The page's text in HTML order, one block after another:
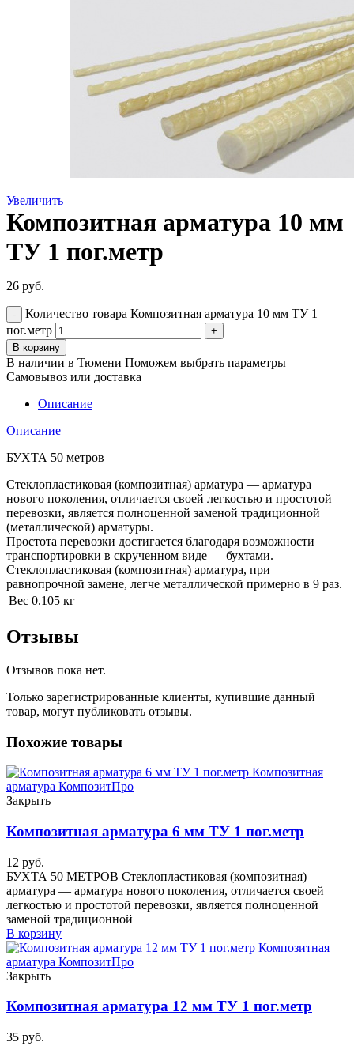
Увеличить
Композитная арматура 10 мм
ТУ 1 пог.метр
26 руб.
Количество товара Композитная арматура 10 мм ТУ 1
пог.метр
В корзину
В наличии в Тюмени Поможем выбрать параметры
Самовывоз или доставка
Описание
Описание
БУХТА 50 метров
Стеклопластиковая (композитная) арматура — арматура
нового поколения, отличается своей легкостью и простотой
перевозки, является полноценной заменой традиционной
(металлической) арматуры.
Простота перевозки достигается благодаря возможности
транспортировки в скрученном виде — бухтами.
Стеклопластиковая (композитная) арматура, при
равнопрочной замене, легче металлической примерно в 9 раз.
Вес 0.105 кг
Отзывы
Отзывов пока нет.
Только зарегистрированные клиенты, купившие данный
товар, могут публиковать отзывы.
Похожие товары
Закрыть
Композитная арматура 6 мм ТУ 1 пог.метр
12 руб.
БУХТА 50 МЕТРОВ Стеклопластиковая (композитная)
арматура — арматура нового поколения, отличается своей
легкостью и простотой перевозки, является полноценной
заменой традиционной
В корзину
Закрыть
Композитная арматура 12 мм ТУ 1 пог.метр
35 руб.